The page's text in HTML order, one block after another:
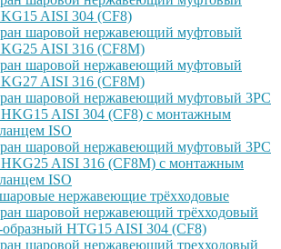
AISI 304 (CF8)
шаровой нержавеющий муфтовый
AISI 316 (CF8M)
шаровой нержавеющий муфтовый
AISI 316 (CF8M)
шаровой нержавеющий муфтовый 3PC
AISI 304 (CF8) с монтажным
ISO
шаровой нержавеющий муфтовый 3PC
AISI 316 (CF8M) с монтажным
ISO
нержавеющие трёхходовые
шаровой нержавеющий трёхходовый
образный HTG15 AISI 304 (CF8)
шаровой нержавеющий трехходовый